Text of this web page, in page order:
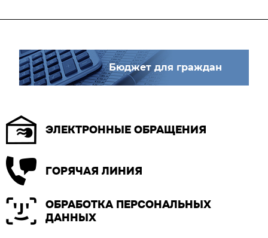
Бюджет для граждан
ЭЛЕКТРОННЫЕ ОБРАЩЕНИЯ
ГОРЯЧАЯ ЛИНИЯ
ОБРАБОТКА ПЕРСОНАЛЬНЫХ
ДАННЫХ